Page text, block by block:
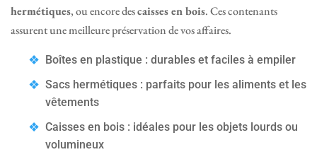
hermétiques, ou encore descaisses en bois. Ces contenants
assurent une meilleure préservation de vos affaires.
Boîtes en plastique : durables et faciles à empiler
Sacs hermétiques : parfaits pour les aliments et les
vêtements
Caisses en bois : idéales pour les objets lourds ou
volumineux